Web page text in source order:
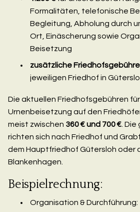
Formalitäten, telefonische
Begleitung, Abholung durch
Ort, Einäscherung sowie
Beisetzung
zusätzliche
jeweiligen Friedhof in
Die aktuellen Friedhofsgebühren
Urnenbeisetzung auf den
meist zwischen 360 € und 700 €. Die
richten sich nach Friedhof und
dem Hauptfriedhof Gütersloh oder
Blankenhagen.
Beispielrechnung:
Organisation & Durchführung: